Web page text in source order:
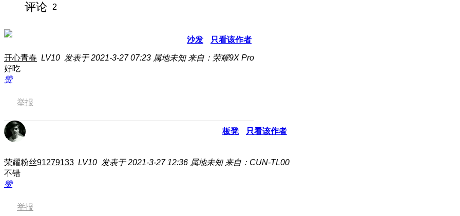
评论 2
沙发 只看该作者
开心青春 LV10 发表于 2021-3-27 07:23 属地未知 来自：荣耀9X Pro
好吃
赞
举报
板凳 只看该作者
荣耀粉丝91279133 LV10 发表于 2021-3-27 12:36 属地未知 来自：CUN-TL00
不错
赞
举报